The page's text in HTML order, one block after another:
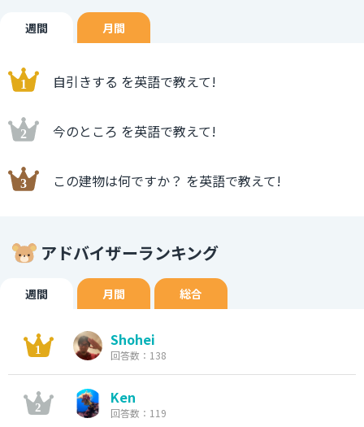
週間 月間
自引きする を英語で教えて!
今のところ を英語で教えて!
この建物は何ですか？ を英語で教えて!
アドバイザーランキング
週間 月間 総合
Shohei
回答数：138
Ken
回答数：119